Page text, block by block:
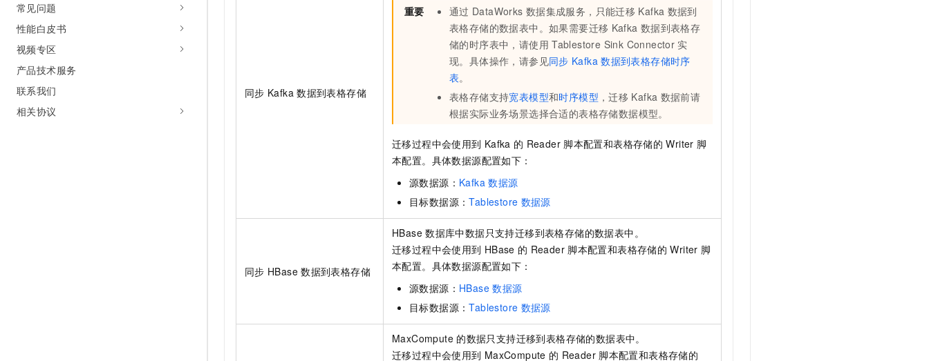
常见问题
性能白皮书
视频专区
产品技术服务
联系我们
相关协议
同步 Kafka 数据到表格存储
重要 通过 DataWorks 数据集成服务，只能迁移 Kafka 数据到
表格存储的数据表中。如果需要迁移 Kafka 数据到表格存
储的时序表中，请使用 Tablestore Sink Connector 实
现。具体操作，请参见同步 Kafka 数据到表格存储时序
表。
表格存储支持宽表模型和时序模型 ，迁移 Kafka 数据前请
根据实际业务场景选择合适的表格存储数据模型。
迁移过程中会使用到 Kafka 的 Reader 脚本配置和表格存储的 Writer 脚
本配置。具体数据源配置如下：
源数据源： Kafka 数据源
目标数据源：Tablestore 数据源
同步 HBase 数据到表格存储
HBase 数据库中数据只支持迁移到表格存储的数据表中。
迁移过程中会使用到 HBase 的 Reader 脚本配置和表格存储的 Writer 脚
本配置。具体数据源配置如下：
源数据源： HBase 数据源
目标数据源：Tablestore 数据源
MaxCompute 的数据只支持迁移到表格存储的数据表中。
迁移过程中会使用到 MaxCompute 的 Reader 脚本配置和表格存储的